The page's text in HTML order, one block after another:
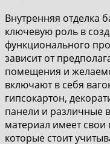
Внутренняя отделка
ключевую роль в
функционального
зависит от
помещения и
включают в себя
гипсокартон,
панели и различные
материал имеет свои
которые стоит